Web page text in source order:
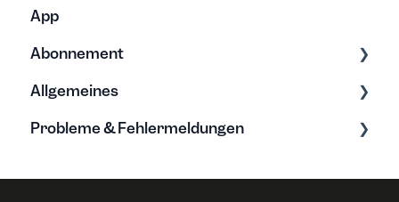
App
Abonnement
Tarife & Lizenzen
Anschrift
Allgemeines
Grundwissen zur Zeiterfassung
Probleme & Fehlermeldungen